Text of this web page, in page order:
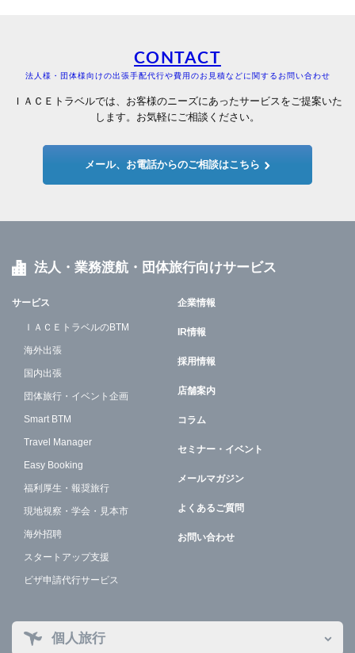
CONTACT
法人様・団体様向けの出張手配代行や費用のお見積などに関するお問い合わせ
ＩＡＣＥトラベルでは、お客様のニーズにあったサービスをご提案いた
します。お気軽にご相談ください。
メール、お電話からのご相談はこちら
法人・業務渡航・団体旅行向けサービス
サービス
ＩＡＣＥトラベルのBTM
海外出張
国内出張
団体旅行・イベント企画
Smart BTM
Travel Manager
Easy Booking
福利厚生・報奨旅行
現地視察・学会・見本市
海外招聘
スタートアップ支援
ビザ申請代行サービス
企業情報
IR情報
採用情報
店舗案内
コラム
セミナー・イベント
メールマガジン
よくあるご質問
お問い合わせ
個人旅行